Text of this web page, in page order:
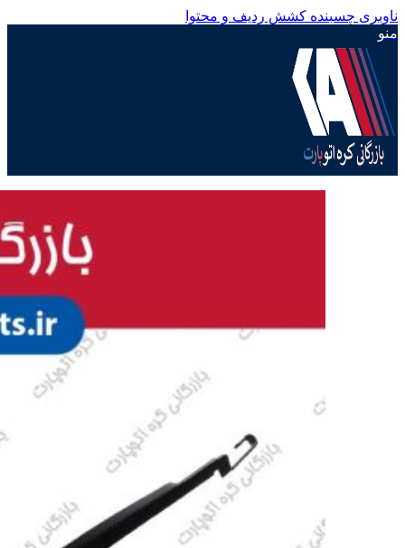
ناوبری چسبنده کشش ردیف و محتوا
منو